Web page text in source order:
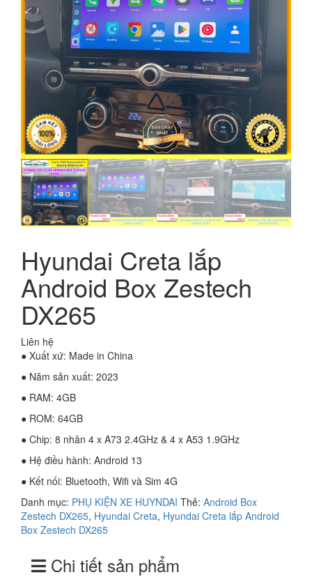
Hyundai Creta lắp
Android Box Zestech
DX265
Liên hệ
● Xuất xứ: Made in China
● Năm sản xuất: 2023
● RAM: 4GB
● ROM: 64GB
● Chip: 8 nhân 4 x A73 2.4GHz & 4 x A53 1.9GHz
● Hệ điều hành: Android 13
● Kết nối: Bluetooth, Wifi và Sim 4G
Danh mục: PHỤ KIỆN XE HUYNDAI Thẻ: Android Box
Zestech DX265, Hyundai Creta, Hyundai Creta lắp Android
Box Zestech DX265
Chi tiết sản phẩm